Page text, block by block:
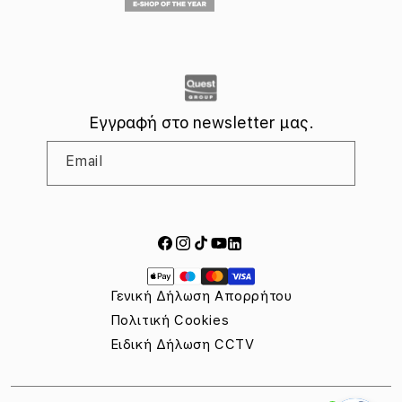
Πολιτική Κατά της Διαφθοράς, Απάτης & Δωροδοκίας
Κανονισμός (ΕΕ) 2023/1542 σχετικά με τις μπαταρίες
Εγγραφή στο newsletter μας.
Email
Facebook
Instagram
TikTok
YouTube
LinkedIn
πληρωμής
Γενική Δήλωση Απορρήτου
Πολιτική Cookies
Ειδική Δήλωση CCTV